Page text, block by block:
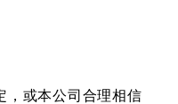
，或本公司合理相信